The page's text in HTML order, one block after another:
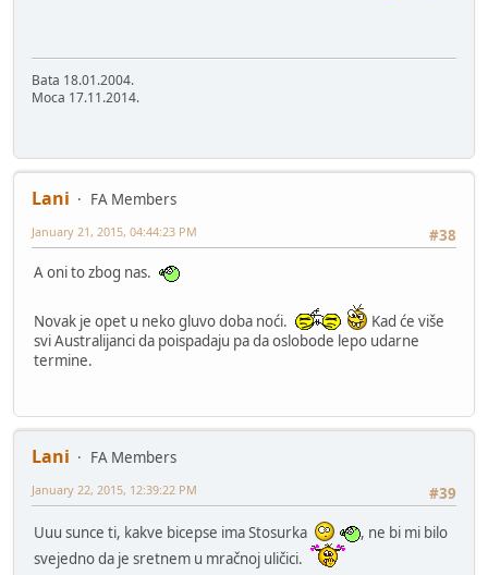
Bata 18.01.2004.
Moca 17.11.2014.
Lani
FA Members
#38
January 21, 2015, 04:44:23 PM
A oni to zbog nas.
Novak je opet u neko gluvo doba noći.
Kad će više
svi Australijanci da poispadaju pa da oslobode lepo udarne
termine.
Lani
FA Members
#39
January 22, 2015, 12:39:22 PM
Uuu sunce ti, kakve bicepse ima Stosurka
, ne bi mi bilo
svejedno da je sretnem u mračnoj uličici.